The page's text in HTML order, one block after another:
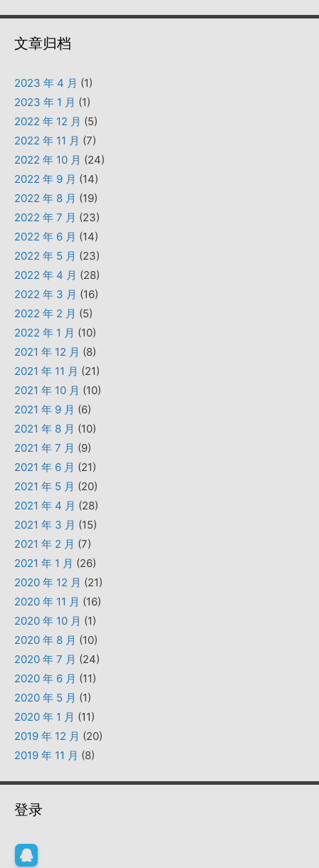
文章归档
2023 年 4 月 (1)
2023 年 1 月 (1)
2022 年 12 月 (5)
2022 年 11 月 (7)
2022 年 10 月 (24)
2022 年 9 月 (14)
2022 年 8 月 (19)
2022 年 7 月 (23)
2022 年 6 月 (14)
2022 年 5 月 (23)
2022 年 4 月 (28)
2022 年 3 月 (16)
2022 年 2 月 (5)
2022 年 1 月 (10)
2021 年 12 月 (8)
2021 年 11 月 (21)
2021 年 10 月 (10)
2021 年 9 月 (6)
2021 年 8 月 (10)
2021 年 7 月 (9)
2021 年 6 月 (21)
2021 年 5 月 (20)
2021 年 4 月 (28)
2021 年 3 月 (15)
2021 年 2 月 (7)
2021 年 1 月 (26)
2020 年 12 月 (21)
2020 年 11 月 (16)
2020 年 10 月 (1)
2020 年 8 月 (10)
2020 年 7 月 (24)
2020 年 6 月 (11)
2020 年 5 月 (1)
2020 年 1 月 (11)
2019 年 12 月 (20)
2019 年 11 月 (8)
登录